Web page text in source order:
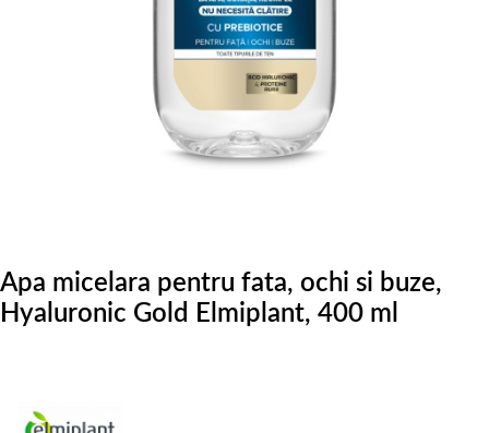
Apa micelara pentru fata, ochi si buze,
Hyaluronic Gold Elmiplant, 400 ml